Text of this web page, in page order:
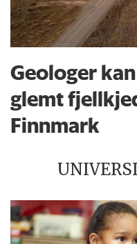
Geologer
glemt
Finnmark